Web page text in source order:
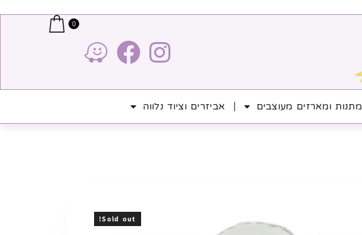
0
מתנות ומארזים מעוצבים אביזרים וציוד נלווה
Sold out!